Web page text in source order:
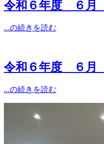
令和６年度 ６月
...の続きを読む
令和６年度 ６月
...の続きを読む